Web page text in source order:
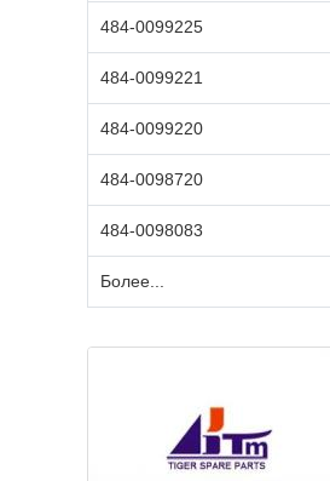
484-0099225
484-0099221
484-0099220
484-0098720
484-0098083
Более...